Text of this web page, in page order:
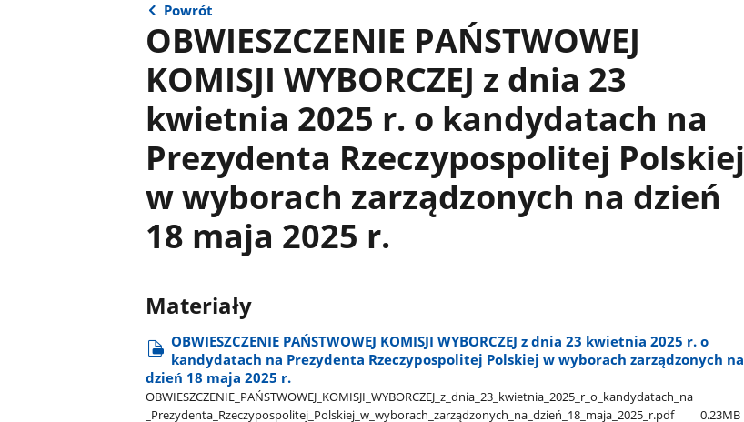
Powrót
OBWIESZCZENIE PAŃSTWOWEJ
KOMISJI WYBORCZEJ z dnia 23
kwietnia 2025 r. o kandydatach na
Prezydenta Rzeczypospolitej Polskiej
w wyborach zarządzonych na dzień
18 maja 2025 r.
Materiały
OBWIESZCZENIE PAŃSTWOWEJ KOMISJI WYBORCZEJ z dnia 23 kwietnia 2025 r. o
kandydatach na Prezydenta Rzeczypospolitej Polskiej w wyborach zarządzonych na
dzień 18 maja 2025 r.
OBWIESZCZENIE​_PAŃSTWOWEJ​_KOMISJI​_WYBORCZEJ​_z​_dnia​_23​_kwietnia​_2025​_r​_o​_kandydatach​_na​
_Prezydenta​_Rzeczypospolitej​_Polskiej​_w​_wyborach​_zarządzonych​_na​_dzień​_18​_maja​_2025​_r.pdf
0.23MB